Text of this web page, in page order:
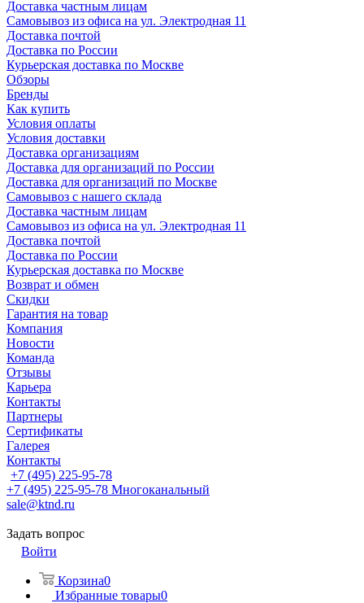
Доставка частным лицам
Самовывоз из офиса на ул. Электродная 11
Доставка почтой
Доставка по России
Курьерская доставка по Москве
Обзоры
Бренды
Как купить
Условия оплаты
Условия доставки
Доставка организациям
Доставка для организаций по России
Доставка для организаций по Москве
Самовывоз с нашего склада
Доставка частным лицам
Самовывоз из офиса на ул. Электродная 11
Доставка почтой
Доставка по России
Курьерская доставка по Москве
Возврат и обмен
Скидки
Гарантия на товар
Компания
Новости
Команда
Отзывы
Карьера
Контакты
Партнеры
Сертификаты
Галерея
Контакты
+7 (495) 225-95-78
+7 (495) 225-95-78 Многоканальный
sale@ktnd.ru
Задать вопрос
Войти
Корзина0
Избранные товары0